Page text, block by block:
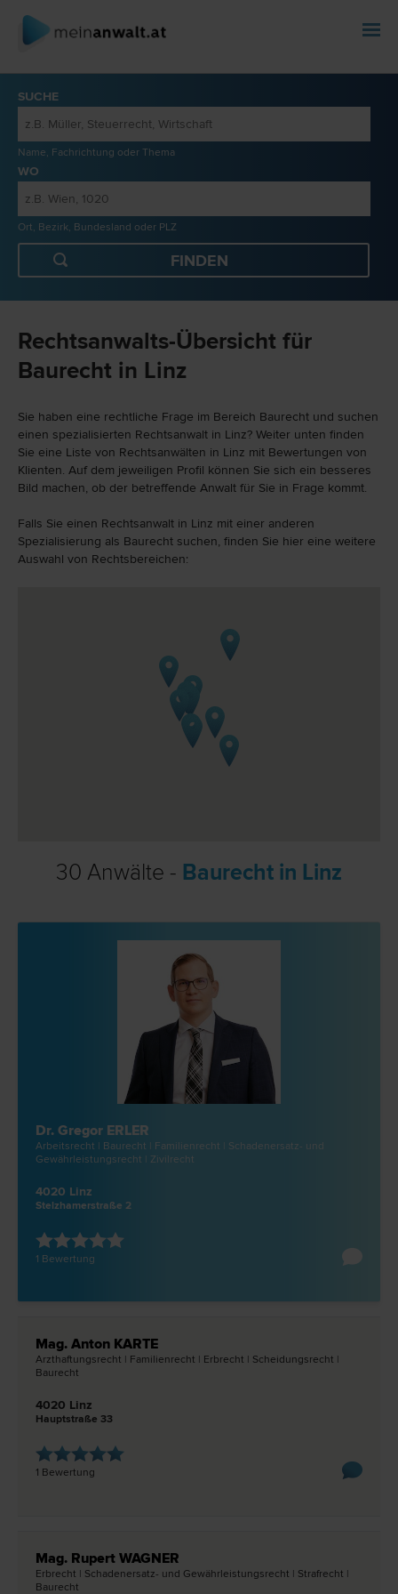
SUCHE
Name, Fachrichtung oder Thema
WO
Ort, Bezirk, Bundesland oder PLZ
Rechtsanwalts-Übersicht für
Baurecht in Linz
Sie haben eine rechtliche Frage im Bereich Baurecht und suchen
einen spezialisierten Rechtsanwalt in Linz? Weiter unten finden
Sie eine Liste von Rechtsanwälten in Linz mit Bewertungen von
Klienten. Auf dem jeweiligen Profil können Sie sich ein besseres
Bild machen, ob der betreffende Anwalt für Sie in Frage kommt.
Falls Sie einen Rechtsanwalt in Linz mit einer anderen
Spezialisierung als Baurecht suchen, finden Sie hier eine weitere
Auswahl von Rechtsbereichen:
30 Anwälte - Baurecht in Linz
Dr. Gregor ERLER
Arbeits­recht | Bau­recht | Familien­recht | Schadenersatz- und
Gewährleistungs­recht | Zivil­recht
4020 Linz
Stelzhamerstraße 2
1 Bewertung
Mag. Anton KARTE
Arzthaftungs­recht | Familien­recht | Erb­recht | Scheidungs­recht |
Bau­recht
4020 Linz
Hauptstraße 33
1 Bewertung
Mag. Rupert WAGNER
Erb­recht | Schadenersatz- und Gewährleistungs­recht | Straf­recht |
Bau­recht